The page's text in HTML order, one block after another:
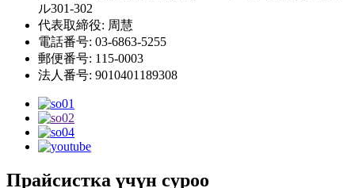
ル301-302
代表取締役: 周慧
電話番号: 03-6863-5255
郵便番号: 115-0003
法人番号: 9010401189308
Прайсистка үчүн суроо